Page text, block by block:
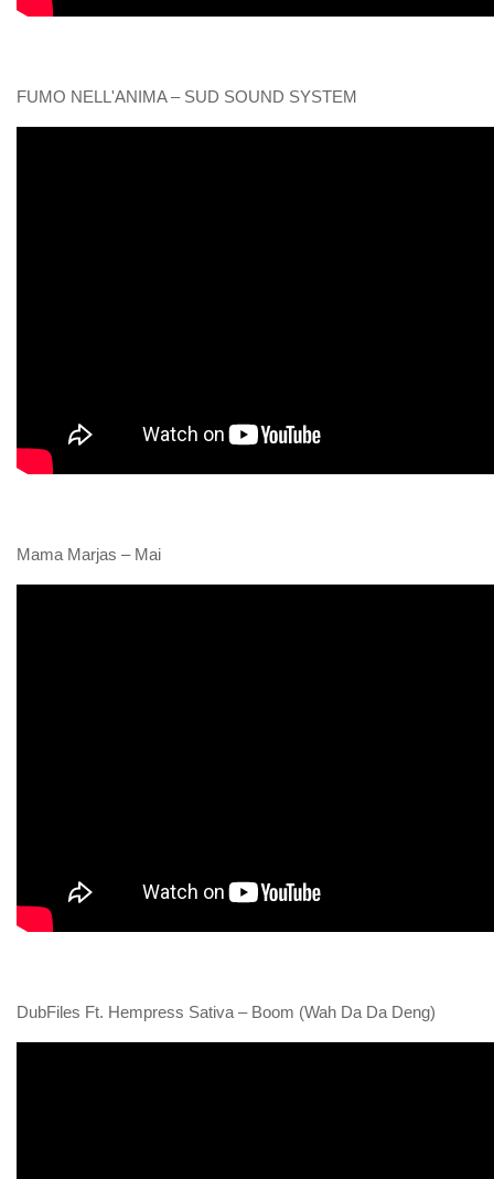
FUMO NELL'ANIMA – SUD SOUND SYSTEM
Mama Marjas – Mai
DubFiles Ft. Hempress Sativa – Boom (Wah Da Da Deng)